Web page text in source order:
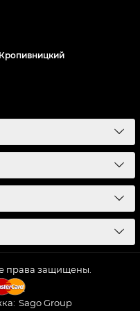
права защищены.
Sago Group